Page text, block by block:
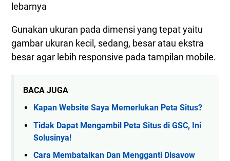
lebarnya
Gunakan ukuran pada dimensi yang tepat yaitu
gambar ukuran kecil, sedang, besar atau ekstra
besar agar lebih responsive pada tampilan mobile.
BACA JUGA
Kapan Website Saya Memerlukan Peta Situs?
Tidak Dapat Mengambil Peta Situs di GSC, Ini
Solusinya!
Cara Membatalkan Dan Mengganti Disavow